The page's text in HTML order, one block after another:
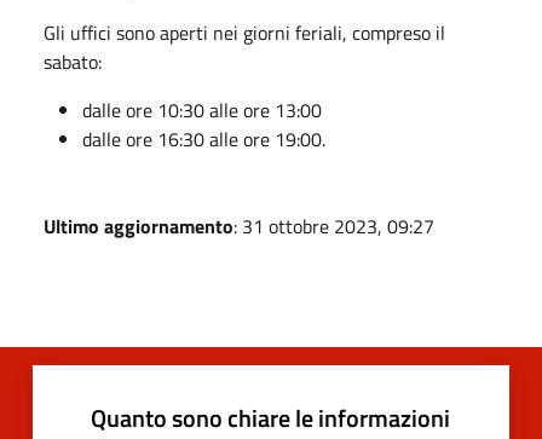
Gli uffici sono aperti nei giorni feriali, compreso il
sabato:
dalle ore 10:30 alle ore 13:00
dalle ore 16:30 alle ore 19:00.
Ultimo aggiornamento: 31 ottobre 2023, 09:27
Quanto sono chiare le informazioni